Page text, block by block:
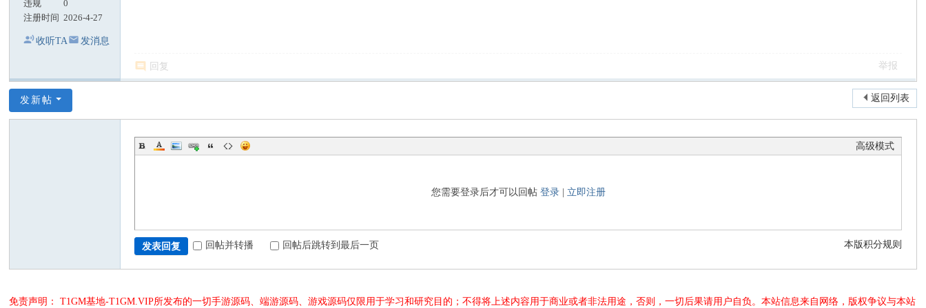
违规
0
注册时间 2026-4-27
收听TA 发消息
回复 举报
返回列表
发新帖
高级模式
您需要登录后才可以回帖 登录| 立即注册
本版积分规则
发表回复 回帖并转播 回帖后跳转到最后一页
免责声明： T1GM基地-T1GM.VIP所发布的一切手游源码、端游源码、游戏源码仅限用于学习和研究目的；不得将上述内容用于商业或者非法用途，否则，一切后果请用户自负。本站信息来自网络，版权争议与本站